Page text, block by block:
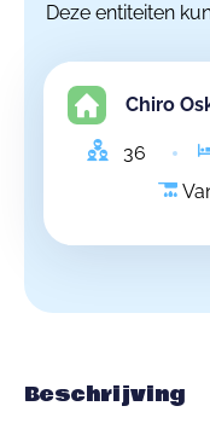
Deze entiteiten
Chiro
36
Beschrijving